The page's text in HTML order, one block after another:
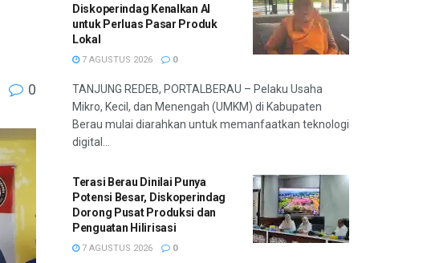
0
Diskoperindag Kenalkan AI
untuk Perluas Pasar Produk
Lokal
7 AGUSTUS 2026 0
TANJUNG REDEB, PORTALBERAU – Pelaku Usaha
Mikro, Kecil, dan Menengah (UMKM) di Kabupaten
Berau mulai diarahkan untuk memanfaatkan teknologi
digital...
Terasi Berau Dinilai Punya
Potensi Besar, Diskoperindag
Dorong Pusat Produksi dan
Penguatan Hilirisasi
7 AGUSTUS 2026 0